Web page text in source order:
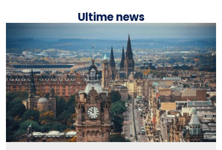
Ultime news